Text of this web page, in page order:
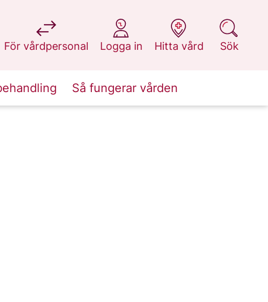
För vårdpersonal
på 1177.se
Logga in
på 1177.se
Hitta vård
på 1177.se
Sök
på 1177.se
Så fungerar vården